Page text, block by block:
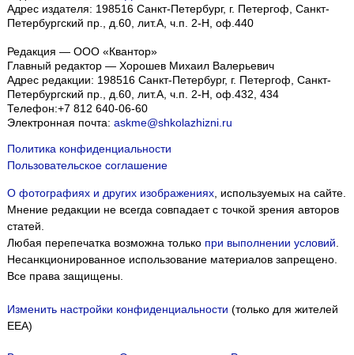
Адрес издателя: 198516 Санкт-Петербург, г. Петергоф, Санкт-
Петербургский пр., д.60, лит.А, ч.п. 2-Н, оф.440
Редакция — ООО «Квантор»
Главный редактор — Хорошев Михаил Валерьевич
Адрес редакции: 198516 Санкт-Петербург, г. Петергоф Санкт-
Петербургский пр., д.60, лит.А, ч.п. 2-Н, оф.432, 434
Телефон:+7 812 640-06-60
Электронная почта: askme@shkolazhizni.ru
Политика конфиденциальности
Пользовательское соглашение
О фотографиях и других изображениях, используемых на сайте.
Мнение редакции не всегда совпадает с точкой зрения авторов
статей.
Любая перепечатка возможна только при выполнении условий
Несанкционированное использование материалов запрещено.
Все права защищены.
Изменить настройки конфиденциальности (только для жителей
EEA)